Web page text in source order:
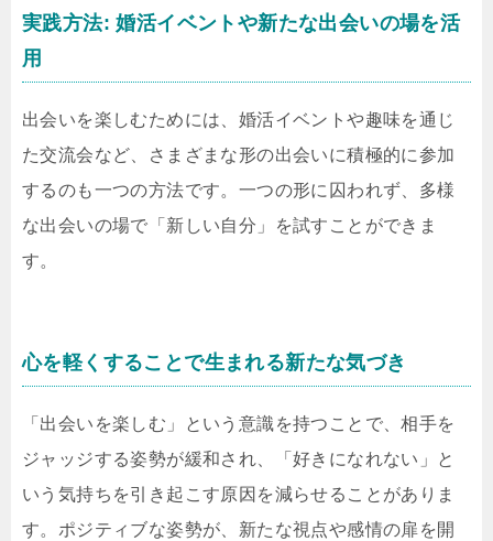
実践方法: 婚活イベントや新たな出会いの場を活
用
出会いを楽しむためには、婚活イベントや趣味を通じ
た交流会など、さまざまな形の出会いに積極的に参加
するのも一つの方法です。一つの形に囚われず、多様
な出会いの場で「新しい自分」を試すことができま
す。
心を軽くすることで生まれる新たな気づき
「出会いを楽しむ」という意識を持つことで、相手を
ジャッジする姿勢が緩和され、「好きになれない」と
いう気持ちを引き起こす原因を減らせることがありま
す。ポジティブな姿勢が、新たな視点や感情の扉を開